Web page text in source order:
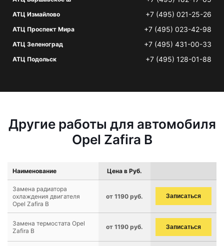
АТЦ Измайлово +7 (495) 021-25-26
АТЦ Проспект Мира +7 (495) 023-42-98
АТЦ Зеленоград +7 (495) 431-00-33
АТЦ Подольск +7 (495) 128-01-88
Другие работы для автомобиля
Opel Zafira B
Наименование Цена в Руб.
Замена радиатора
охлаждения двигателя
Opel Zafira B
от 1190 руб. Записаться
Замена термостата Opel
Zafira B
от 1190 руб. Записаться